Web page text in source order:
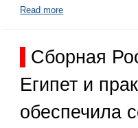
Read more
Сборная
Египет и
обеспечила